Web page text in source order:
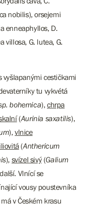
nobilis), orsejemi
enneaphyllos, D.
villosa, G. lutea, G.
vyšlapanými cestičkami
tu vykvétá
bohemica),chrpa
(Aurinia saxatilis),
),vlnice
(Anthericum
), svízel sivý(Galium
Vlnící se
vousy poustevníka
v Českém krasu